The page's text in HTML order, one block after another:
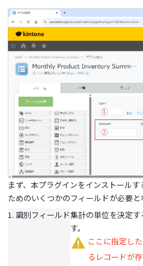
まず、本プラグインをインストール
ためのいくつかのフィールドが必要と
1. 識別フィールド集計の単位を決定
す。
ここに指定し
るレコードが